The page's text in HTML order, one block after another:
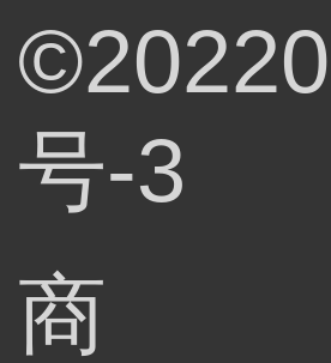
号-3
商